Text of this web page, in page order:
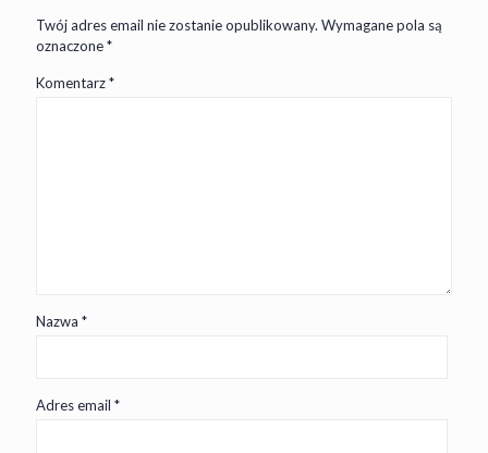
Twój adres email nie zostanie opublikowany. Wymagane pola są
oznaczone*
Komentarz*
Nazwa *
Adres email *